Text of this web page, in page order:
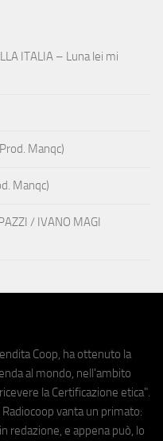
ITALIA – Luna lei mi
Manqc)
Manqc)
/ IVANO MAGI
Coop, ha ottenuto la
al mondo, nell'ambito
la Certificazione etica".
vanta un primato:
redazione, e appena può, lo